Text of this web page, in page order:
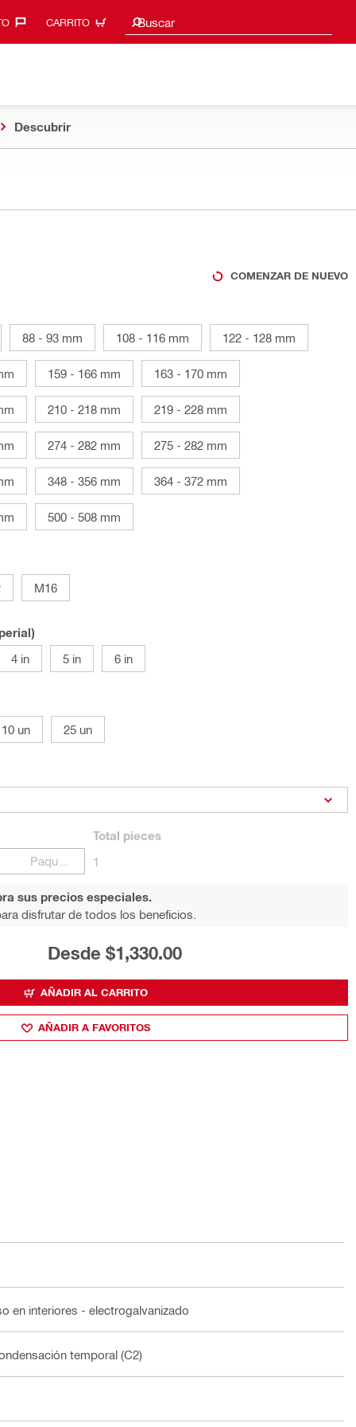
CARRITO Buscar
Sugerencias de búsqueda
Descubrir
COMENZAR DE NUEVO
88 - 93 mm 108 - 116 mm 122 - 128 mm
159 - 166 mm 163 - 170 mm
210 - 218 mm 219 - 228 mm
274 - 282 mm 275 - 282 mm
348 - 356 mm 364 - 372 mm
500 - 508 mm
M16
4 in 5 in 6 in
10 un 25 un
Paquetes
Total pieces
1
sus precios especiales.
disfrutar de todos los beneficios.
Desde $1,330.00
AÑADIR AL CARRITO
AÑADIR A FAVORITOS
en interiores - electrogalvanizado
temporal (C2)